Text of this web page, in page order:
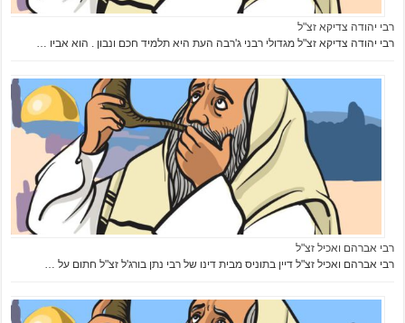
רבי יהודה צדיקא זצ"ל
רבי יהודה צדיקא זצ"ל מגדולי רבני ג'רבה העת היא תלמיד חכם ונבון . הוא אביו …
רבי אברהם ואכיל זצ"ל
רבי אברהם ואכיל זצ"ל דיין בתוניס מבית דינו של רבי נתן בורג'ל זצ"ל חתום על …